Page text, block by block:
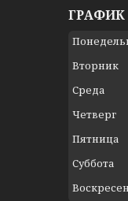
Вторник
Среда
Четверг
Пятница
Суббота